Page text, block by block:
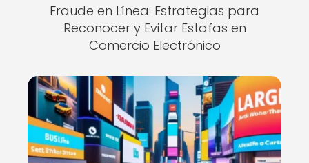
Fraude en Línea: Estrategias para
Reconocer y Evitar Estafas en
Comercio Electrónico